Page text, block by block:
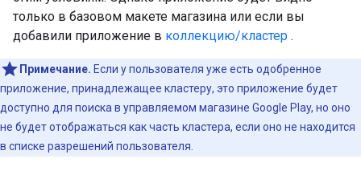
только в базовом макете магазина или если вы
добавили приложение в коллекцию/кластер .
Примечание. Если у пользователя уже есть одобренное
приложение, принадлежащее кластеру, это приложение будет
доступно для поиска в управляемом магазине Google Play, но оно
не будет отображаться как часть кластера, если оно не находится
в списке разрешений пользователя.